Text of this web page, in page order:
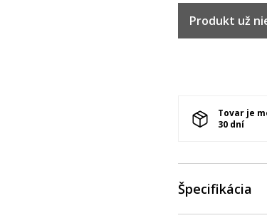
Produkt už
Tovar je
30 dní
Špecifikácia